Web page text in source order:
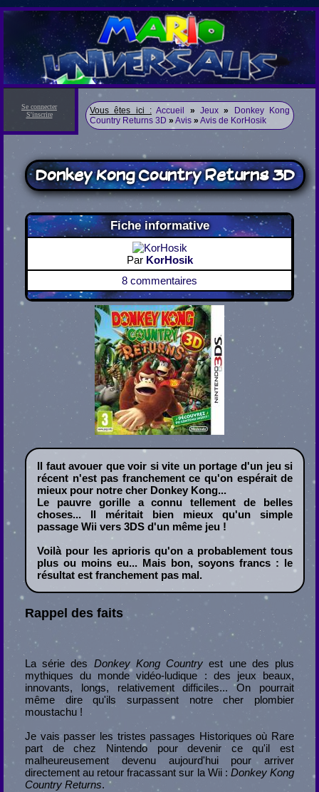
Se connecter
S'inscrire
Vous êtes ici : Accueil » Jeux »
Donkey Kong
Country Returns 3D » Avis » Avis de KorHosik
Donkey Kong Country Returns 3D
Fiche informative
Par KorHosik
8 commentaires
Il faut avouer que voir si vite un portage d'un jeu si
récent n'est pas franchement ce qu'on espérait de
mieux pour notre cher Donkey Kong...
Le pauvre gorille a connu tellement de belles
choses... Il méritait bien mieux qu'un simple
passage Wii vers 3DS d'un même jeu !
Voilà pour les aprioris qu'on a probablement tous
plus ou moins eu... Mais bon, soyons francs : le
résultat est franchement pas mal.
Rappel des faits
La série des Donkey Kong Country est une des plus
mythiques du monde vidéo-ludique : des jeux beaux,
innovants, longs, relativement difficiles... On pourrait
même dire qu'ils surpassent notre cher plombier
moustachu !
Je vais passer les tristes passages Historiques où Rare
part de chez Nintendo pour devenir ce qu'il est
malheureusement devenu aujourd'hui pour arriver
directement au retour fracassant sur la Wii : Donkey Kong
Country Returns.